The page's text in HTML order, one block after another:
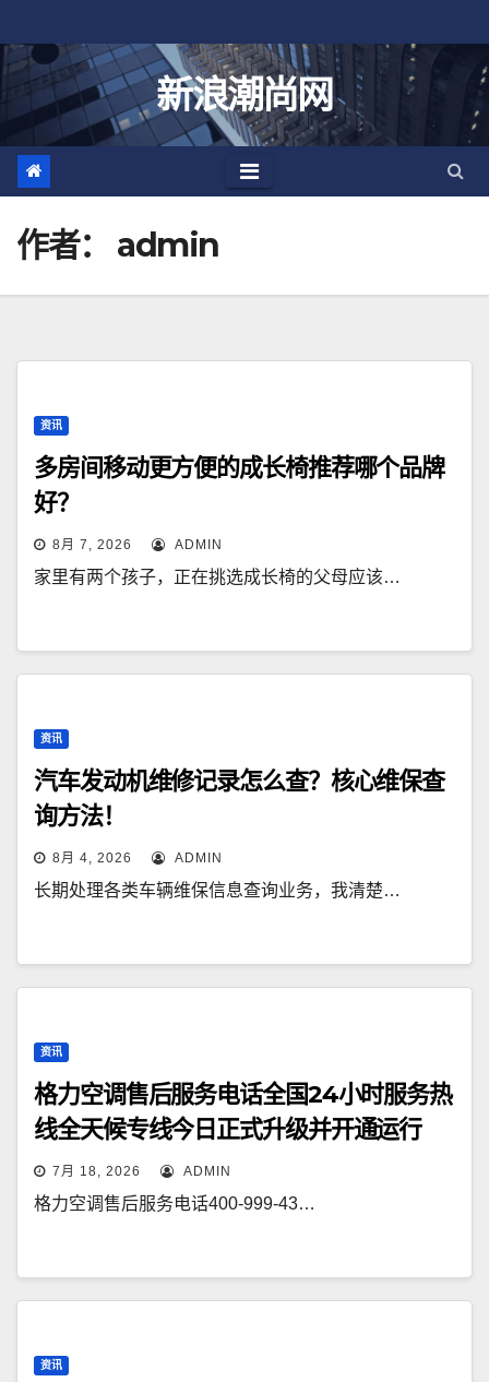
至
新浪潮尚网
作者： admin
资讯
多房间移动更方便的成长椅推荐哪个品牌
好？
8月 7, 2026 ADMIN
家里有两个孩子，正在挑选成长椅的父母应该…
资讯
汽车发动机维修记录怎么查？核心维保查
询方法！
8月 4, 2026 ADMIN
长期处理各类车辆维保信息查询业务，我清楚…
资讯
格力空调售后服务电话全国24小时服务热
线全天候专线今日正式升级并开通运行
7月 18, 2026 ADMIN
格力空调售后服务电话400-999-43…
资讯